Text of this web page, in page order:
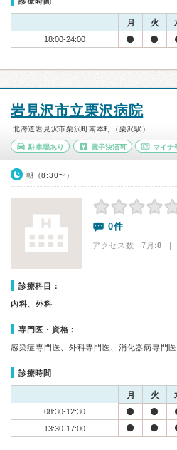
月 火
18:00-24:00
岩見沢市立栗沢病院
北海道岩見沢市栗沢町南本町（栗沢駅）
駐車場あり 電子決済可 マイナ
朝（8:30〜）
0件
アクセス数 7月:8 |
診療科目：
内科、外科
専門医・資格：
感染症専門医、外科専門医、消化器病専門
診療時間
月 火
08:30-12:30
13:30-17:00